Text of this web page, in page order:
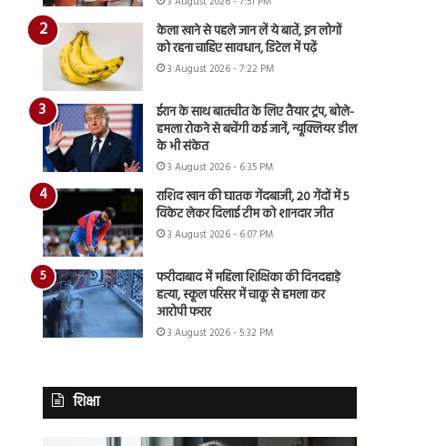
केला खाने से पहले जान लें ये बातें, इन लोगों
को रहना चाहिए सावधान, डिटेल में पढ़ें
3 August 2026 - 7:22 PM
ईरान के साथ बातचीत के लिए तैयार ट्रंप, बोले-
हमला रोकने से बचेंगी कई जानें, न्यूक्लियर डील
के भी संकेत
3 August 2026 - 6:35 PM
राशिद खान की घातक गेंदबाजी, 20 गेंदों में 5
विकेट लेकर दिलाई टीम को शानदार जीत
3 August 2026 - 6:07 PM
फरीदाबाद में महिला शिक्षिका की दिनदहाड़े
हत्या, स्कूल परिसर में चाकू से हमला कर
आरोपी फरार
3 August 2026 - 5:32 PM
शिक्षा